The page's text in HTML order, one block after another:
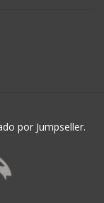
por Jumpseller.